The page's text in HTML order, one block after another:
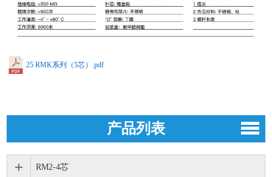
25 RMK系列（5芯）.pdf
产品列表
RM2-4芯